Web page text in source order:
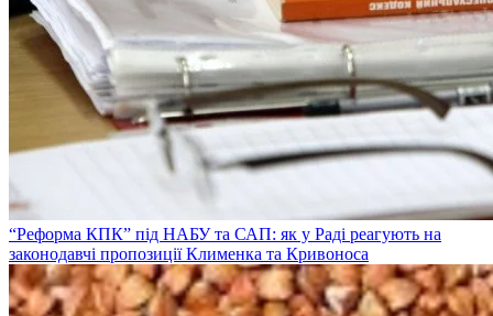
“Реформа КПК” під НАБУ та САП: як у Раді реагують на
законодавчі пропозиції Клименка та Кривоноса